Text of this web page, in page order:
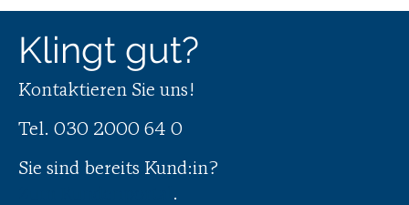
Klingt gut?
Kontaktieren Sie uns!
Tel. 030 2000 64 0
Sie sind bereits Kund:in?
.